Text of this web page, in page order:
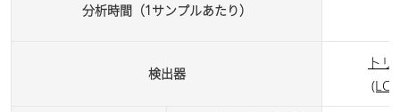
分析時間（1サンプルあたり）
検出器
ト